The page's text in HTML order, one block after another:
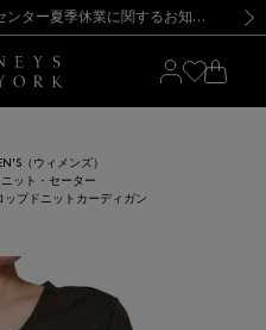
新規登録のお客様も対象！＜MY BARNEYS＞会員のお客様は11,000円（税込）以上のお買上げで常時送料無料！お買い物の際は会員登録を！
止のお知らせ】(2026.8.7) 【オンラインストア カスタマーセンター夏季休業に関するお知らせ】（2026.8.7）
【夏季休業に伴う返品・交換承り一時停止のお知らせ】（2026.8.5）
よるお荷物のお届けについて
のご案内・ご注意事項 新規登録のお客様も対象！＜MY BARNEYS＞会員のお客様は11,000円（税込）以上のお買上げで常時送料無料！お買い物の際は会員登録を！
止のお知らせ】(2026.8.7)
（ウィメンズ）
ニット・セーター
プドニットカーディガン